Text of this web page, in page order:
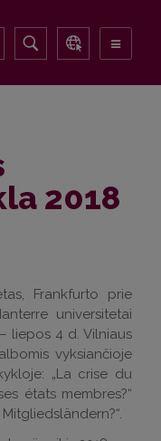
2018
Frankfurto prie
universitetai
liepos 4 d. Vilniaus
vyksiančioje
„La crise du
états membres?“